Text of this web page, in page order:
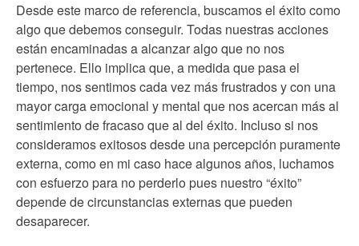
Desde este marco de referencia, buscamos el éxito como
algo que debemos conseguir. Todas nuestras acciones
están encaminadas a alcanzar algo que no nos
pertenece. Ello implica que, a medida que pasa el
tiempo, nos sentimos cada vez más frustrados y con una
mayor carga emocional y mental que nos acercan más al
sentimiento de fracaso que al del éxito. Incluso si nos
consideramos exitosos desde una percepción puramente
externa, como en mi caso hace algunos años, luchamos
con esfuerzo para no perderlo pues nuestro “éxito”
depende de circunstancias externas que pueden
desaparecer.